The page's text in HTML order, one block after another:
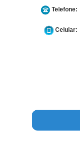
Telefone:
Celular: